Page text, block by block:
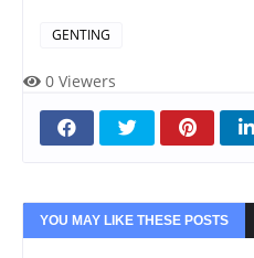
GENTING
0 Viewers
YOU MAY LIKE THESE POSTS